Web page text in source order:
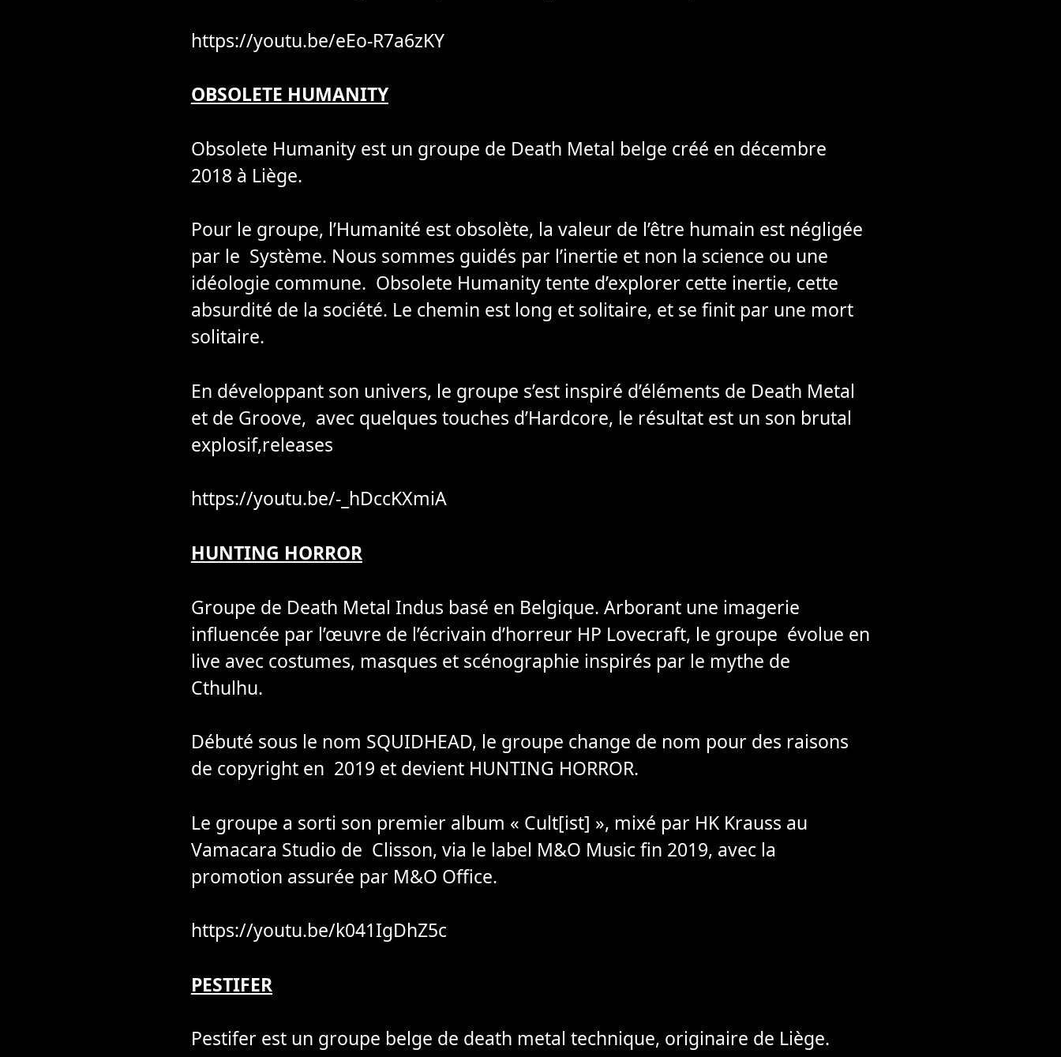
https://youtu.be/eEo-R7a6zKY
OBSOLETE HUMANITY
Obsolete Humanity est un groupe de Death Metal belge créé en décembre
2018 à Liège.
Pour le groupe, l’Humanité est obsolète, la valeur de l’être humain est négligée
par le Système. Nous sommes guidés par l’inertie et non la science ou une
idéologie commune. Obsolete Humanity tente d’explorer cette inertie, cette
absurdité de la société. Le chemin est long et solitaire, et se finit par une mort
solitaire.
En développant son univers, le groupe s’est inspiré d’éléments de Death Metal
et de Groove, avec quelques touches d’Hardcore, le résultat est un son brutal
explosif,releases
https://youtu.be/-_hDccKXmiA
HUNTING HORROR
Groupe de Death Metal Indus basé en Belgique. Arborant une imagerie
influencée par l’œuvre de l’écrivain d’horreur HP Lovecraft, le groupe évolue en
live avec costumes, masques et scénographie inspirés par le mythe de
Cthulhu.
Débuté sous le nom SQUIDHEAD, le groupe change de nom pour des raisons
de copyright en 2019 et devient HUNTING HORROR.
Le groupe a sorti son premier album « Cult[ist] », mixé par HK Krauss au
Vamacara Studio de Clisson, via le label M&O Music fin 2019, avec la
promotion assurée par M&O Office.
https://youtu.be/k041IgDhZ5c
PESTIFER
Pestifer est un groupe belge de death metal technique, originaire de Liège.